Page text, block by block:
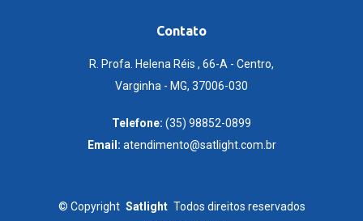
Contato
R. Profa. Helena Réis , 66-A - Centro,
Varginha - MG, 37006-030
Telefone: (35) 98852-0899
Email: atendimento@satlight.com.br
© Copyright Satlight Todos direitos reservados